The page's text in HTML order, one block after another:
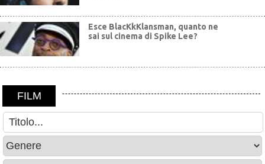
Esce BlacKkKlansman, quanto ne
sai sul cinema di Spike Lee?